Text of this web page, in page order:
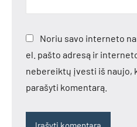
Noriu savo interneto
el. pašto adresą ir
nebereiktų įvesti iš naujo,
parašyti komentarą.